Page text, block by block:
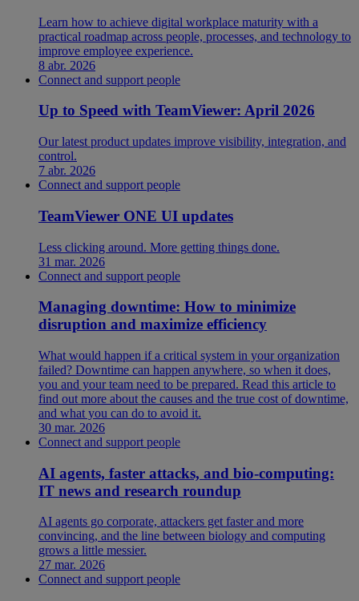
Learn how to achieve digital workplace maturity with a
practical roadmap across people, processes, and technology to
improve employee experience.
8 abr. 2026
Connect and support people
Up to Speed with TeamViewer: April 2026
Our latest product updates improve visibility, integration, and
control.
7 abr. 2026
Connect and support people
TeamViewer ONE UI updates
Less clicking around. More getting things done.
31 mar. 2026
Connect and support people
Managing downtime: How to minimize
disruption and maximize efficiency
What would happen if a critical system in your organization
failed? Downtime can happen anywhere, so when it does,
you and your team need to be prepared. Read this article to
find out more about the causes and the true cost of downtime,
and what you can do to avoid it.
30 mar. 2026
Connect and support people
AI agents, faster attacks, and bio-computing:
IT news and research roundup
AI agents go corporate, attackers get faster and more
convincing, and the line between biology and computing
grows a little messier.
27 mar. 2026
Connect and support people